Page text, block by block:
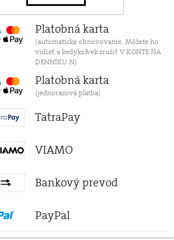
Platobná karta
(automatické obnovovanie. Môžete ho
vidieť a kedykoľvek zrušiť V KONTE NA
DENNÍKU N)
Platobná karta
(jednorazová platba)
TatraPay
VIAMO
Bankový prevod
PayPal